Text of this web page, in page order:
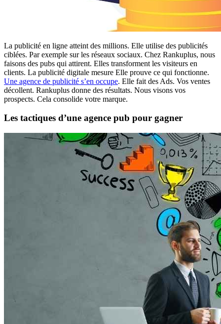
La publicité en ligne atteint des millions. Elle utilise des publicités
ciblées. Par exemple sur les réseaux sociaux. Chez Rankuplus, nous
faisons des pubs qui attirent. Elles transforment les visiteurs en
clients. La publicité digitale mesure Elle prouve ce qui fonctionne.
Une agence de publicité s’en occupe. Elle fait des Ads. Vos ventes
décollent. Rankuplus donne des résultats. Nous visons vos
prospects. Cela consolide votre marque.
Les tactiques d’une agence pub pour gagner